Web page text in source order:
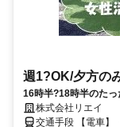
週1?OK/夕方の
16時半?18時半のた
の運転手☆
株式会社リエイ
交通手段 【電車】